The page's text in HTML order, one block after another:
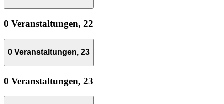
0 Veranstaltungen, 22
0 Veranstaltungen, 23
0 Veranstaltungen, 23